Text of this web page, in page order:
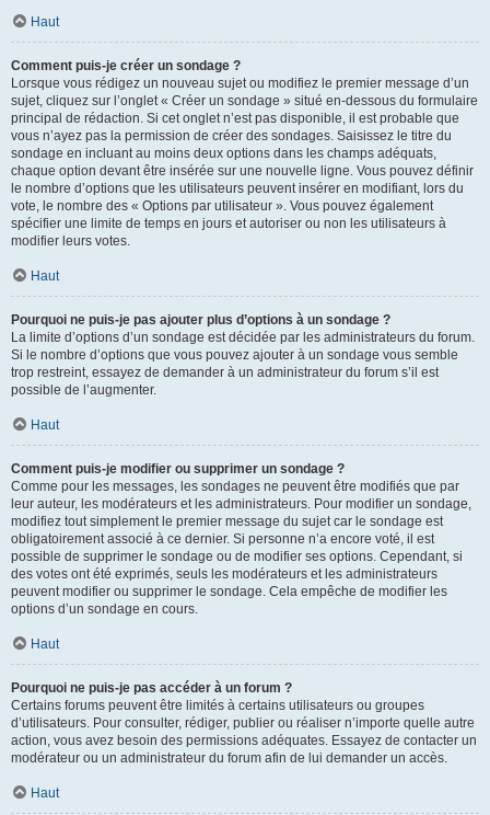
Haut
Comment puis-je créer un sondage ?
Lorsque vous rédigez un nouveau sujet ou modifiez le premier message d’un
sujet, cliquez sur l’onglet « Créer un sondage » situé en-dessous du formulaire
principal de rédaction. Si cet onglet n’est pas disponible, il est probable que
vous n’ayez pas la permission de créer des sondages. Saisissez le titre du
sondage en incluant au moins deux options dans les champs adéquats,
chaque option devant être insérée sur une nouvelle ligne. Vous pouvez définir
le nombre d’options que les utilisateurs peuvent insérer en modifiant, lors du
vote, le nombre des « Options par utilisateur ». Vous pouvez également
spécifier une limite de temps en jours et autoriser ou non les utilisateurs à
modifier leurs votes.
Haut
Pourquoi ne puis-je pas ajouter plus d’options à un sondage ?
La limite d’options d’un sondage est décidée par les administrateurs du forum.
Si le nombre d’options que vous pouvez ajouter à un sondage vous semble
trop restreint, essayez de demander à un administrateur du forum s’il est
possible de l’augmenter.
Haut
Comment puis-je modifier ou supprimer un sondage ?
Comme pour les messages, les sondages ne peuvent être modifiés que par
leur auteur, les modérateurs et les administrateurs. Pour modifier un sondage,
modifiez tout simplement le premier message du sujet car le sondage est
obligatoirement associé à ce dernier. Si personne n’a encore voté, il est
possible de supprimer le sondage ou de modifier ses options. Cependant, si
des votes ont été exprimés, seuls les modérateurs et les administrateurs
peuvent modifier ou supprimer le sondage. Cela empêche de modifier les
options d’un sondage en cours.
Haut
Pourquoi ne puis-je pas accéder à un forum ?
Certains forums peuvent être limités à certains utilisateurs ou groupes
d’utilisateurs. Pour consulter, rédiger, publier ou réaliser n’importe quelle autre
action, vous avez besoin des permissions adéquates. Essayez de contacter un
modérateur ou un administrateur du forum afin de lui demander un accès.
Haut